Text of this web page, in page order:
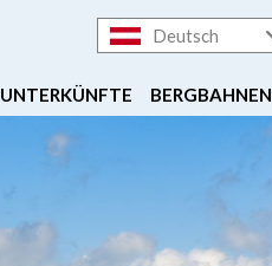
Deutsch
UNTERKÜNFTE BERGBAHNEN